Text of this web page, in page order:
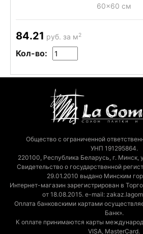
60x60 см
84.21 руб. за м2
Кол-во:
Общество с ограниченной
УНП 191295864.
220100, Республика Беларусь, г. Минск,
Свидетельство о государственной
29.01.2010 выдано Минским
Интернет-магазин зарегистрирован в
от 18.08.2015. e-mail:
Оплата банковскими картами
Банк».
К оплате принимаются карты
VISA, MasterCard.